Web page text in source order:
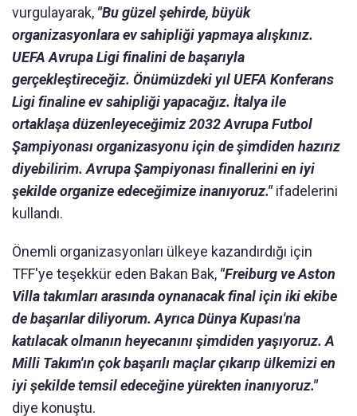
vurgulayarak, "Bu güzel şehirde, büyük
organizasyonlara ev sahipliği yapmaya alışkınız.
UEFA Avrupa Ligi finalini de başarıyla
gerçekleştireceğiz. Önümüzdeki yıl UEFA Konferans
Ligi finaline ev sahipliği yapacağız. İtalya ile
ortaklaşa düzenleyeceğimiz 2032 Avrupa Futbol
Şampiyonası organizasyonu için de şimdiden hazırız
diyebilirim. Avrupa Şampiyonası finallerini en iyi
şekilde organize edeceğimize inanıyoruz."ifadelerini
kullandı.
Önemli organizasyonları ülkeye kazandırdığı için
TFF'ye teşekkür eden Bakan Bak, "Freiburg ve Aston
Villa takımları arasında oynanacak final için iki ekibe
de başarılar diliyorum. Ayrıca Dünya Kupası'na
katılacak olmanın heyecanını şimdiden yaşıyoruz. A
Milli Takım'ın çok başarılı maçlar çıkarıp ülkemizi en
iyi şekilde temsil edeceğine yürekten inanıyoruz."
diye konuştu.